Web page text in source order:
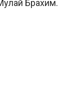
Брахим.